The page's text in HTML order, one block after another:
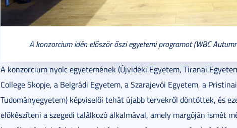
A konzorcium idén először őszi egyetemi programot (WBC
A konzorcium nyolc egyetemének (Újvidéki Egyetem, Tiranai
College Skopje, a Belgrádi Egyetem, a Szarajevói Egyetem, a
Tudományegyetem) képviselői tehát újabb tervekről döntöttek, és
előkészíteni a szegedi találkozó alkalmával, amely margóján ismét